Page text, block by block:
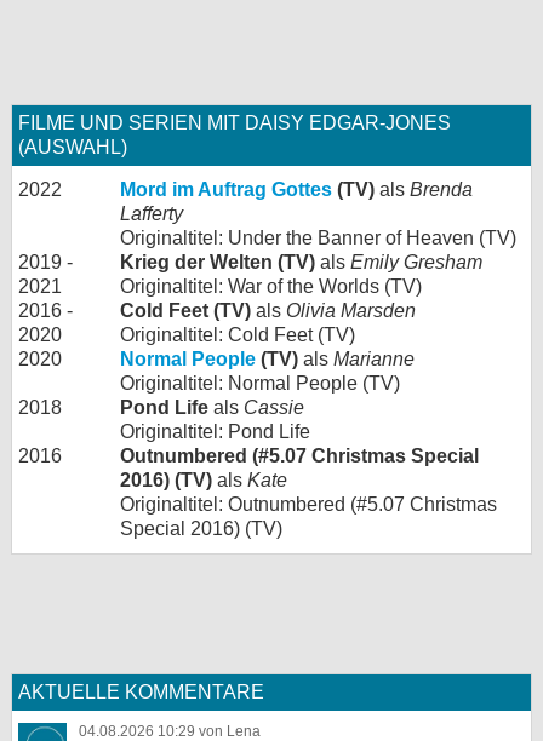
FILME UND SERIEN MIT DAISY EDGAR-JONES
(AUSWAHL)
2022 Mord im Auftrag Gottes (TV) als Brenda
Lafferty
Originaltitel: Under the Banner of Heaven (TV)
2019 -
2021
Krieg der Welten (TV) als Emily Gresham
Originaltitel: War of the Worlds (TV)
2016 -
2020
Cold Feet (TV) als Olivia Marsden
Originaltitel: Cold Feet (TV)
2020
Normal People (TV) als Marianne
Originaltitel: Normal People (TV)
2018
Pond Life als Cassie
Originaltitel: Pond Life
2016
Outnumbered (#5.07 Christmas Special
2016) (TV) als Kate
Originaltitel: Outnumbered (#5.07 Christmas
Special 2016) (TV)
AKTUELLE KOMMENTARE
04.08.2026 10:29 von Lena